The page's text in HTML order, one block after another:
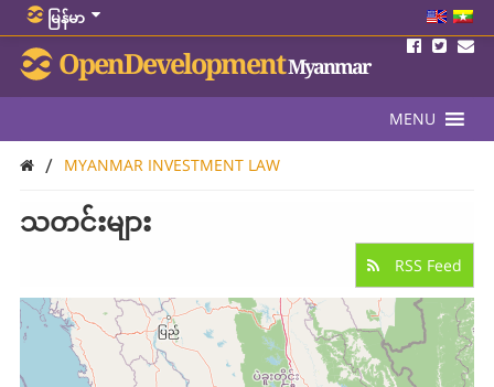
မြန်မာ
OpenDevelopmentMyanmar
MENU
/ MYANMAR INVESTMENT LAW
သတင်းများ
RSS Feed